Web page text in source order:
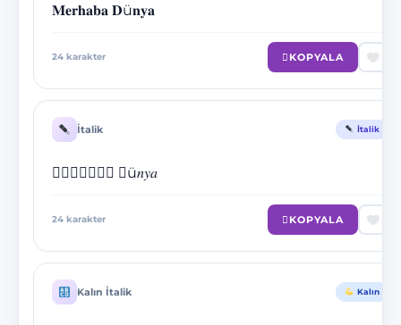
𝐌𝐞𝐫𝐡𝐚𝐛𝐚 𝐃ü𝐧𝐲𝐚
24 karakter KOPYALA
İtalik İtalik
𝑀𝑒𝑟𝑕𝑎𝑏𝑎 𝐷ü𝑛𝑦𝑎
24 karakter KOPYALA
Kalın İtalik Kalın